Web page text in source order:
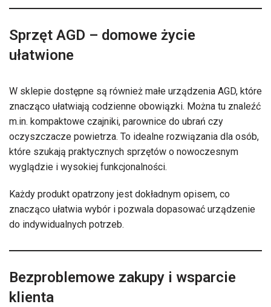
Sprzęt AGD – domowe życie
ułatwione
W sklepie dostępne są również małe urządzenia AGD, które
znacząco ułatwiają codzienne obowiązki. Można tu znaleźć
m.in. kompaktowe czajniki, parownice do ubrań czy
oczyszczacze powietrza. To idealne rozwiązania dla osób,
które szukają praktycznych sprzętów o nowoczesnym
wyglądzie i wysokiej funkcjonalności.
Każdy produkt opatrzony jest dokładnym opisem, co
znacząco ułatwia wybór i pozwala dopasować urządzenie
do indywidualnych potrzeb.
Bezproblemowe zakupy i wsparcie
klienta